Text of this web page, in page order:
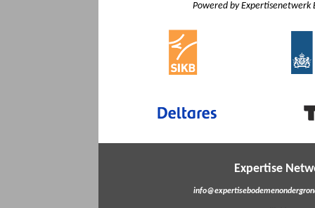
Powered by Expertisenetwerk
Expertise